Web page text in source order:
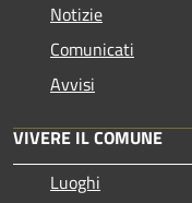
Notizie
Comunicati
Avvisi
VIVERE IL COMUNE
Luoghi